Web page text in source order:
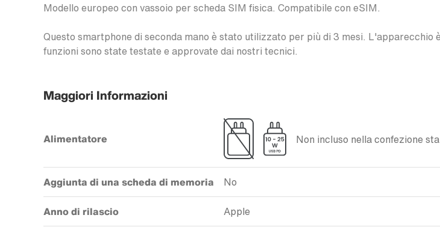
Modello europeo con vassoio per scheda SIM fisica. Compatibile con eSIM.
Questo smartphone di seconda mano è stato utilizzato per più di 3 mesi.
funzioni sono state testate e approvate dai nostri tecnici.
Maggiori Informazioni
Alimentatore Non incluso nella confezione
Aggiunta di una scheda di memoria No
Anno di rilascio Apple